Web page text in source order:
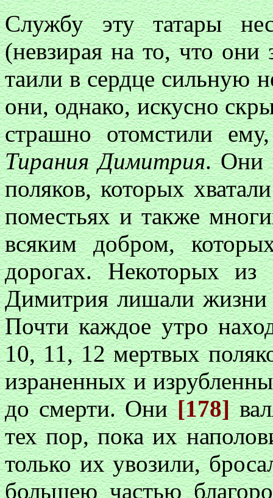
Службу эту татары
(невзирая на то, что
таили в сердце сильную
они, однако, искусно
страшно отомстили
Тирания Димитрия. Они
поляков, которых
поместьях и также
всяким добром,
дорогах. Некоторых
Димитрия лишали
Почти каждое утро
10, 11, 12 мертвых
израненных и
до смерти. Они[178]
тех пор, пока их
только их увозили,
большею частью